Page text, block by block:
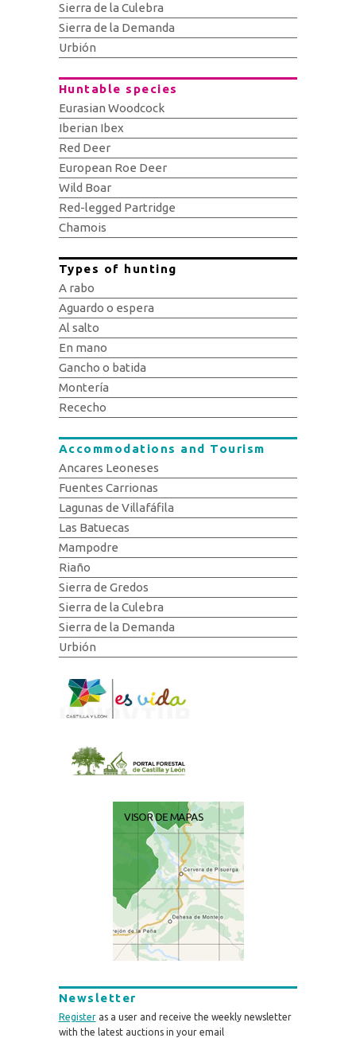
Sierra de la Culebra
Sierra de la Demanda
Urbión
Huntable species
Eurasian Woodcock
Iberian Ibex
Red Deer
European Roe Deer
Wild Boar
Red-legged Partridge
Chamois
Types of hunting
A rabo
Aguardo o espera
Al salto
En mano
Gancho o batida
Montería
Rececho
Accommodations and Tourism
Ancares Leoneses
Fuentes Carrionas
Lagunas de Villafáfila
Las Batuecas
Mampodre
Riaño
Sierra de Gredos
Sierra de la Culebra
Sierra de la Demanda
Urbión
Newsletter
Registeras a user and receive the weekly newsletter
with the latest auctions in your email